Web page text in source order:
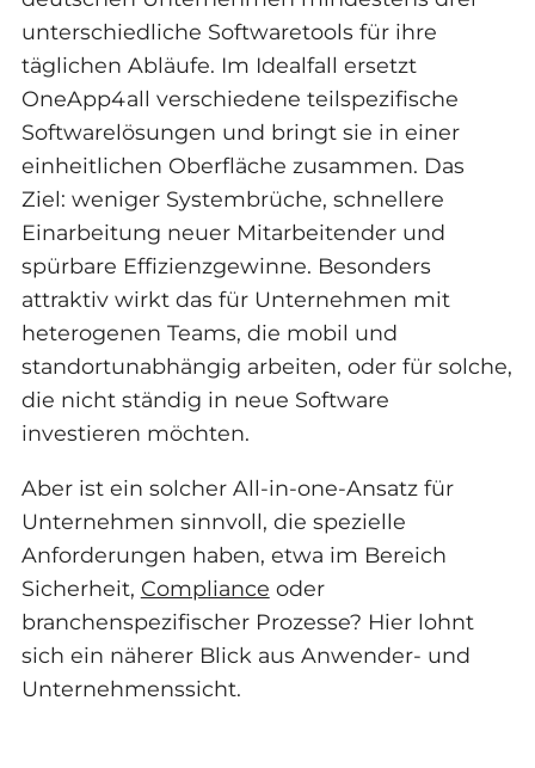
unterschiedliche Softwaretools für ihre
täglichen Abläufe. Im Idealfall ersetzt
OneApp4all verschiedene teilspezifische
Softwarelösungen und bringt sie in einer
einheitlichen Oberfläche zusammen. Das
Ziel: weniger Systembrüche, schnellere
Einarbeitung neuer Mitarbeitender und
spürbare Effizienzgewinne. Besonders
attraktiv wirkt das für Unternehmen mit
heterogenen Teams, die mobil und
standortunabhängig arbeiten, oder für solche,
die nicht ständig in neue Software
investieren möchten.
Aber ist ein solcher All-in-one-Ansatz für
Unternehmen sinnvoll, die spezielle
Anforderungen haben, etwa im Bereich
Sicherheit, Compliance oder
branchenspezifischer Prozesse? Hier lohnt
sich ein näherer Blick aus Anwender- und
Unternehmenssicht.